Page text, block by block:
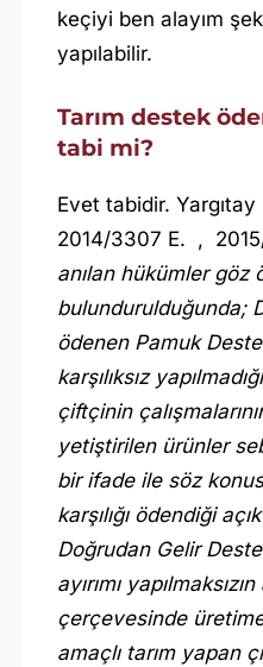
keçiyi ben alayım
yapılabilir.
Tarım destek
tabi mi?
Evet tabidir.
2014/3307 E. ,
anılan hükümler göz
bulundurulduğunda;
ödenen Pamuk
karşılıksız
çiftçinin
yetiştirilen ürünler
bir ifade ile söz
karşılığı ödendiği
Doğrudan Gelir
ayırımı
çerçevesinde
amaçlı tarım yapan